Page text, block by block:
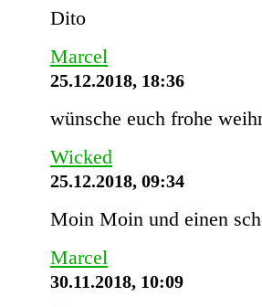
Dito
Marcel
25.12.2018, 18:36
wünsche euch frohe
Wicked
25.12.2018, 09:34
Moin Moin und einen
Marcel
30.11.2018, 10:09